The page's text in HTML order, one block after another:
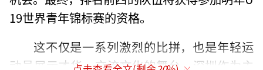
19世界青年锦标赛的资格。
这不仅是一系列激烈的比拼，也是年轻运
动员展示才华、交流文化的舞台。深圳作为主